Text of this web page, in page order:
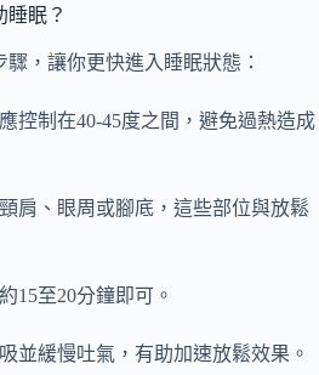
睡眠？
，讓你更快進入睡眠狀態：
控制在40-45度之間，避免過熱造成
肩、眼周或腳底，這些部位與放鬆
15至20分鐘即可。
並緩慢吐氣，有助加速放鬆效果。